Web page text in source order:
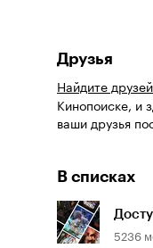
Друзья
Найдите друзей
Кинопоиске, и
ваши друзья
В списках
5236